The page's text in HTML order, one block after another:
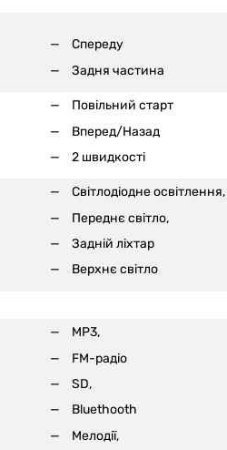
Спереду
Задня частина
Повільний старт
Вперед/Назад
2 швидкості
Світлодіодне освітлення,
Переднє світло,
Задній ліхтар
Верхнє світло
MP3,
FM-радіо
SD,
Bluethooth
Мелодії,